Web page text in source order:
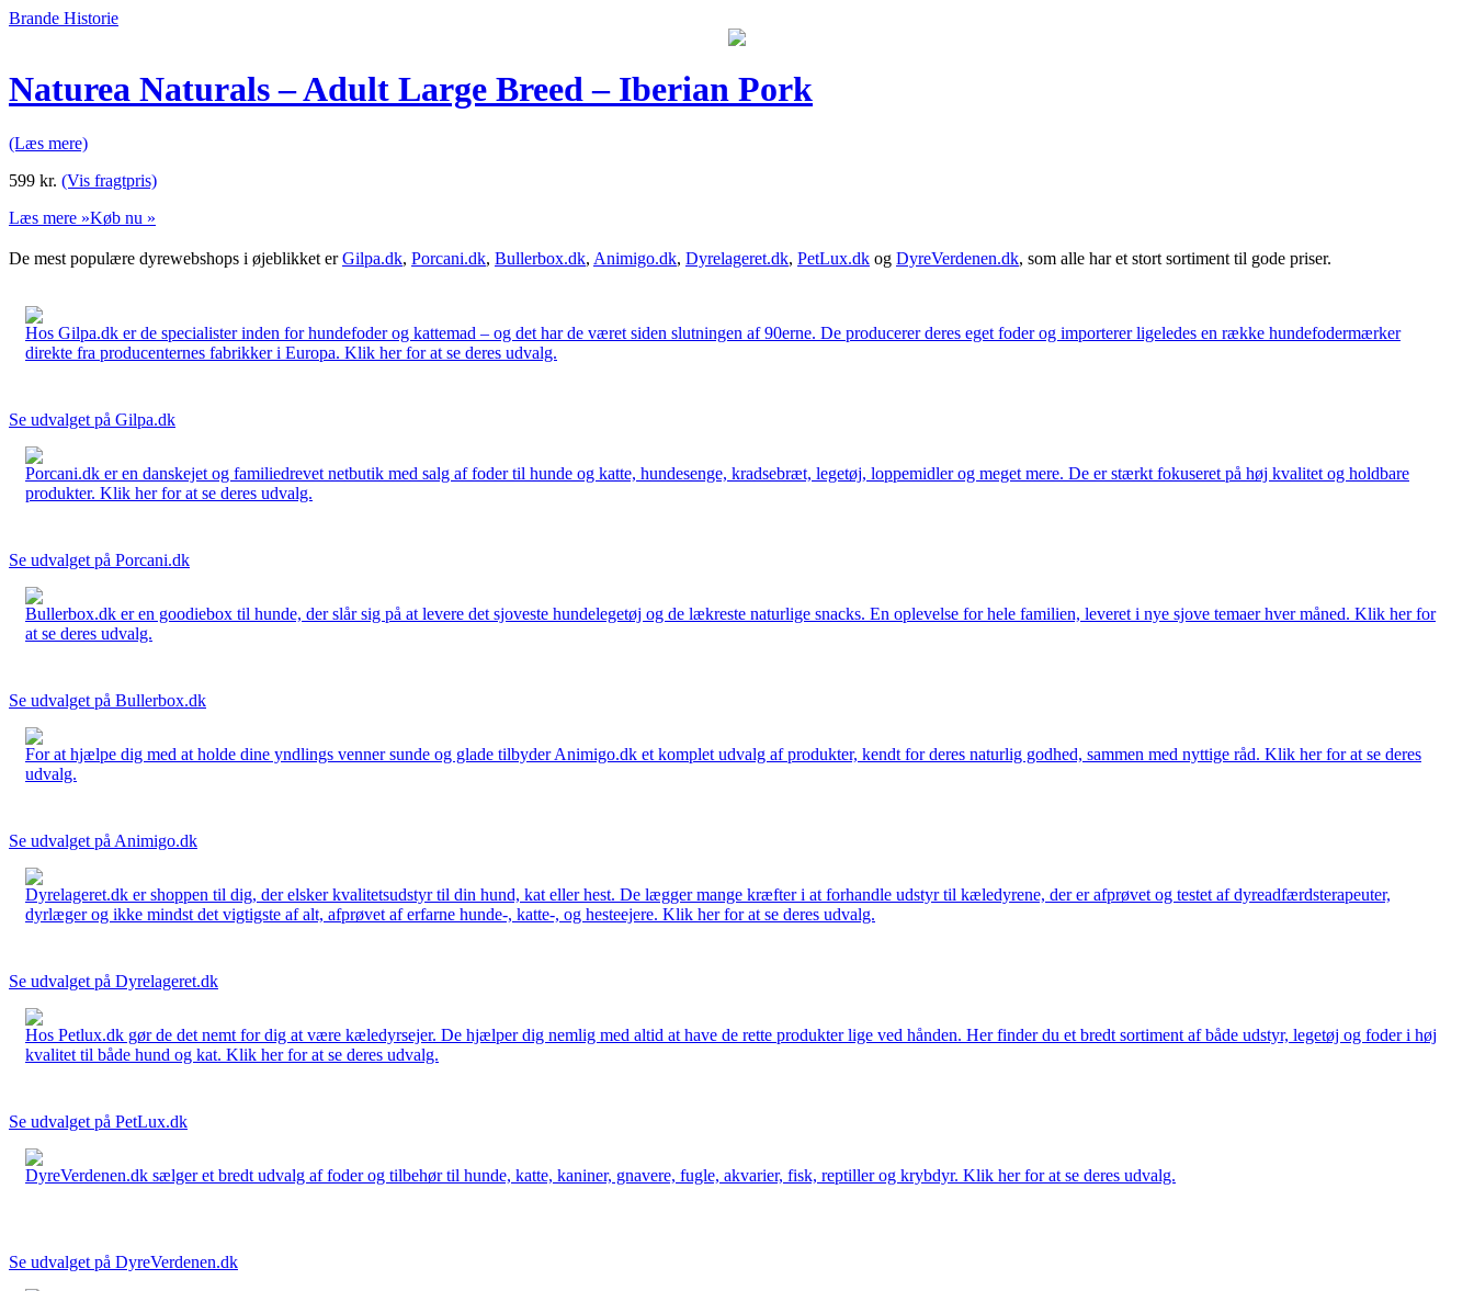
Brande Historie
Naturea Naturals – Adult Large Breed – Iberian Pork
(Læs mere)
599 kr. (Vis fragtpris)
Læs mere »Køb nu »
De mest populære dyrewebshops i øjeblikket erGilpa.dk, Porcani.dk, Bullerbox.dk, Animigo.dk, Dyrelageret.dk, PetLux.dk og DyreVerdenen.dk, som alle har et stort sortiment til gode priser.
Hos Gilpa.dk er de specialister inden for hundefoder og kattemad – og det har de været siden slutningen af 90erne. De producerer deres eget foder og importerer ligeledes en række hundefodermærker
direkte fra producenternes fabrikker i Europa. Klik her for at se deres udvalg.
Se udvalget på Gilpa.dk
Porcani.dk er en danskejet og familiedrevet netbutik med salg af foder til hunde og katte, hundesenge, kradsebræt, legetøj, loppemidler og meget mere. De er stærkt fokuseret på høj kvalitet og holdbare
produkter. Klik her for at se deres udvalg.
Se udvalget på Porcani.dk
Bullerbox.dk er en goodiebox til hunde, der slår sig på at levere det sjoveste hundelegetøj og de lækreste naturlige snacks. En oplevelse for hele familien, leveret i nye sjove temaer hver måned. Klik her for
at se deres udvalg.
Se udvalget på Bullerbox.dk
For at hjælpe dig med at holde dine yndlings venner sunde og glade tilbyder Animigo.dk et komplet udvalg af produkter, kendt for deres naturlig godhed, sammen med nyttige råd. Klik her for at se deres
udvalg.
Se udvalget på Animigo.dk
Dyrelageret.dk er shoppen til dig, der elsker kvalitetsudstyr til din hund, kat eller hest. De lægger mange kræfter i at forhandle udstyr til kæledyrene, der er afprøvet og testet af dyreadfærdsterapeuter,
dyrlæger og ikke mindst det vigtigste af alt, afprøvet af erfarne hunde-, katte-, og hesteejere. Klik her for at se deres udvalg.
Se udvalget på Dyrelageret.dk
Hos Petlux.dk gør de det nemt for dig at være kæledyrsejer. De hjælper dig nemlig med altid at have de rette produkter lige ved hånden. Her finder du et bredt sortiment af både udstyr, legetøj og foder i høj
kvalitet til både hund og kat. Klik her for at se deres udvalg.
Se udvalget på PetLux.dk
DyreVerdenen.dk sælger et bredt udvalg af foder og tilbehør til hunde, katte, kaniner, gnavere, fugle, akvarier, fisk, reptiller og krybdyr. Klik her for at se deres udvalg.
Se udvalget på DyreVerdenen.dk